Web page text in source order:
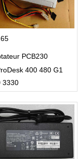
PCB230
400 480 G1
3330